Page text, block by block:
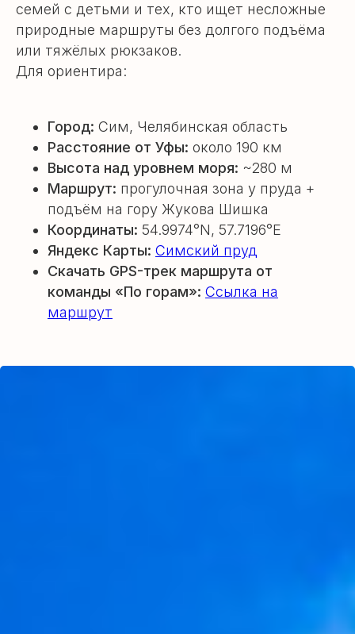
семей с детьми и тех, кто ищет несложные
природные маршруты без долгого подъёма
или тяжёлых рюкзаков.
Для ориентира:
Город: Сим, Челябинская область
Расстояние от Уфы: около 190 км
Высота над уровнем моря: ~280 м
Маршрут: прогулочная зона у пруда +
подъём на гору Жукова Шишка
Координаты: 54.9974°N, 57.7196°E
Яндекс Карты: Симский пруд
Скачать GPS-трек маршрута от
команды «По горам»: Ссылка на
маршрут